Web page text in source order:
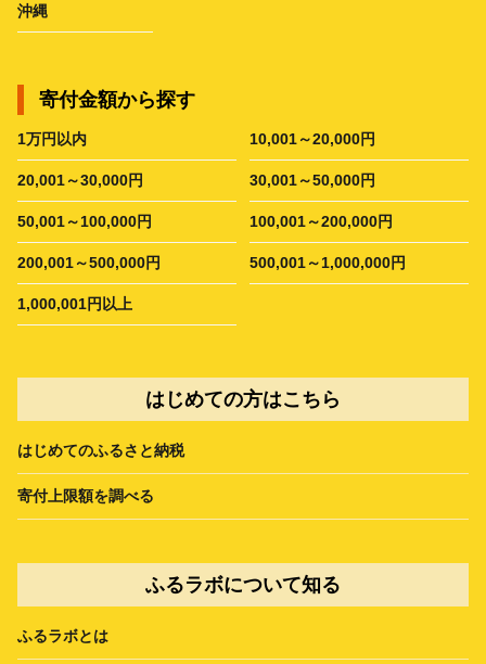
沖縄
寄付金額から探す
1万円以内 10,001～20,000円
20,001～30,000円 30,001～50,000円
50,001～100,000円 100,001～200,000円
200,001～500,000円 500,001～1,000,000円
1,000,001円以上
はじめての方はこちら
はじめてのふるさと納税
寄付上限額を調べる
ふるラボについて知る
ふるラボとは